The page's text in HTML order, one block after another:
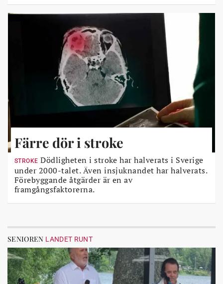
Färre dör i stroke
STROKE Dödligheten i stroke har halverats i Sverige
under 2000-talet. Även insjuknandet har halverats.
Förebyggande åtgärder är en av
framgångsfaktorerna.
SENIOREN LANDET RUNT